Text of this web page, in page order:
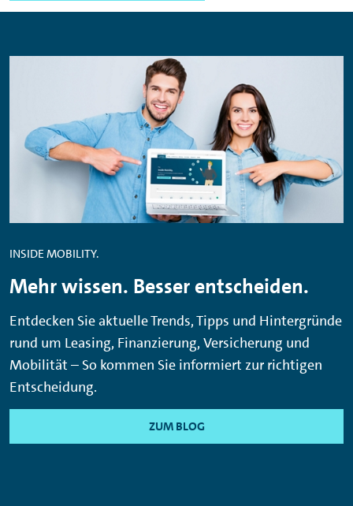
INSIDE MOBILITY.
Mehr wissen. Besser entscheiden.
Entdecken Sie aktuelle Trends, Tipps und Hintergründe
rund um Leasing, Finanzierung, Versicherung und
Mobilität – So kommen Sie informiert zur richtigen
Entscheidung.
ZUM BLOG